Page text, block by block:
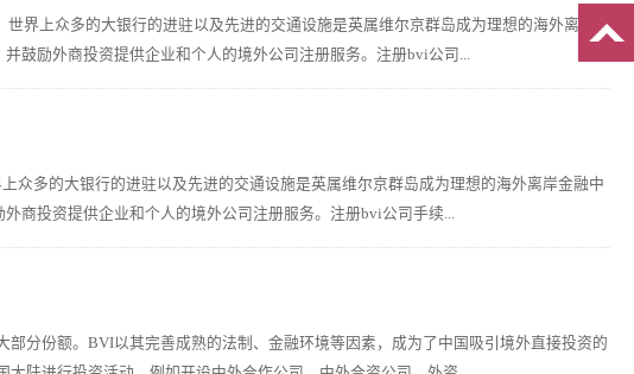
界上众多的大银行的进驻以及先进的交通设施是英属维尔京群岛成为理想的海外离岸
鼓励外商投资提供企业和个人的境外公司注册服务。注册bvi公司...
多的大银行的进驻以及先进的交通设施是英属维尔京群岛成为理想的海外离岸金融中
商投资提供企业和个人的境外公司注册服务。注册bvi公司手续...
分份额。BVI以其完善成熟的法制、金融环境等因素，成为了中国吸引境外直接投资的